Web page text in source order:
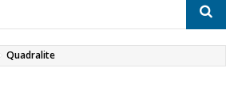
Quadralite